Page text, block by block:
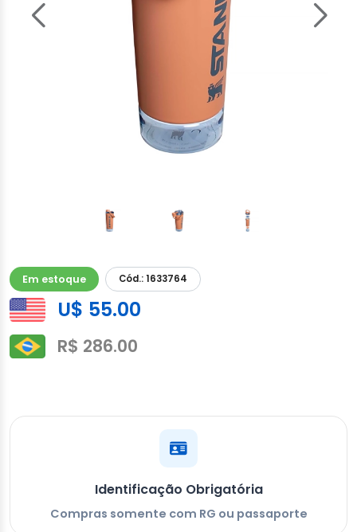
Em estoque Cód.: 1633764
U$ 55.00
R$ 286.00
Identificação Obrigatória
Compras somente com RG ou passaporte